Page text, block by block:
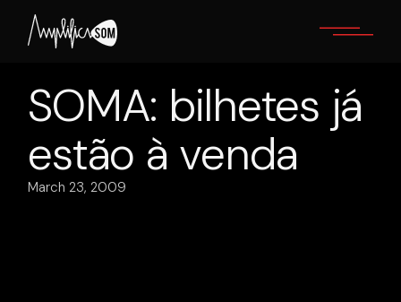
content
SOMA: bilhetes já
estão à venda
March 23, 2009